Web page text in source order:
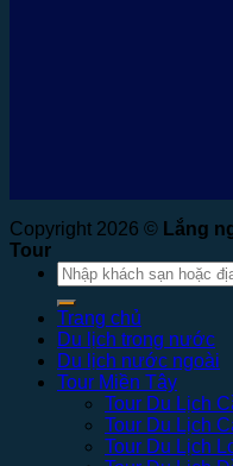
Copyright 2026 © Lắng
Tour
Tìm
kiếm:
Trang chủ
Du lịch trong nước
Du lịch nước ngoài
Tour Miền Tây
Tour Du Lịch
Tour Du Lịch
Tour Du Lịch